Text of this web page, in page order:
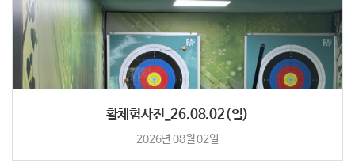
활체험사진_26.08.02(일)
2026년 08월 02일